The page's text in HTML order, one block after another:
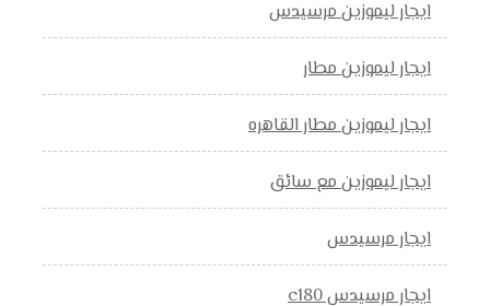
ايجار ليموزين مرسيدس
ايجار ليموزين مطار
ايجار ليموزين مطار القاهره
ايجار ليموزين مع سائق
ايجار مرسيدس
ايجار مرسيدس c180